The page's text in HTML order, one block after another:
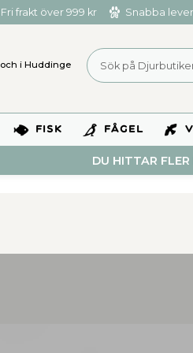
Fri frakt över 999 kr Snabba
och i Huddinge
FISK FÅGEL
DU HITTAR